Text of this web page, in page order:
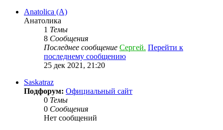
Anatolica (A)
Анатолика
1 Темы
8 Сообщения
Последнее сообщение Сергей. Перейти к
последнему сообщению
25 дек 2021, 21:20
Saskatraz
Подфорум: Официальный сайт
0 Темы
0 Сообщения
Нет сообщений